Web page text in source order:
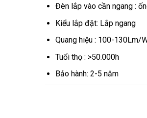
Đèn lắp vào cần ngang :
Kiểu lắp đặt: Lắp ngang
Quang hiệu : 100-130Lm/
Tuổi thọ : >50.000h
Bảo hành: 2-5 năm